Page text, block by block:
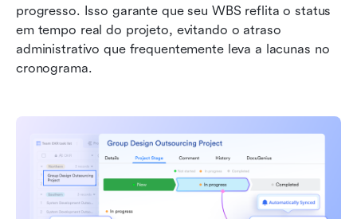
progresso. Isso garante que seu WBS reflita o status
em tempo real do projeto, evitando o atraso
administrativo que frequentemente leva a lacunas no
cronograma.